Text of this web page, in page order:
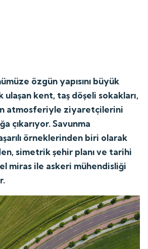
özgün yapısını büyük
kent, taş döşeli sokakları,
atmosferiyle ziyaretçilerini
çıkarıyor. Savunma
örneklerinden biri olarak
simetrik şehir planı ve tarihi
miras ile askeri mühendisliği